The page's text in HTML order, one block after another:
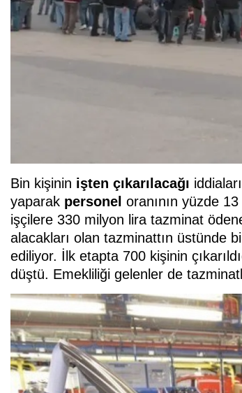
Bin kişinin işten çıkarılacağı
yaparak personel oranının yüzde
işçilere 330 milyon lira tazminat
alacakları olan tazminattın üstünde
ediliyor. İlk etapta 700 kişinin
düştü. Emekliliği gelenler de